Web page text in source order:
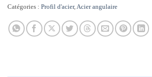
Catégories : Profil d'acier,Acier angulaire